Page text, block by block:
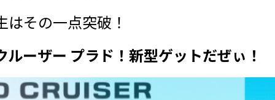
はその一点突破！
ルーザー プラド！新型ゲットだぜぃ！